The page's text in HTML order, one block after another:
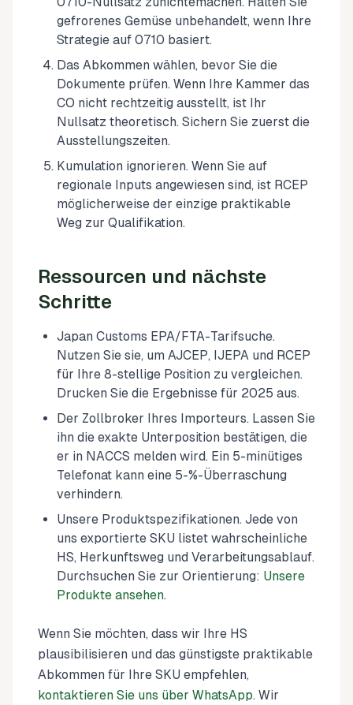
gefrorenes Gemüse unbehandelt, wenn Ihre
Strategie auf 0710 basiert.
Das Abkommen wählen, bevor Sie die
Dokumente prüfen. Wenn Ihre Kammer das
CO nicht rechtzeitig ausstellt, ist Ihr
Nullsatz theoretisch. Sichern Sie zuerst die
Ausstellungszeiten.
Kumulation ignorieren. Wenn Sie auf
regionale Inputs angewiesen sind, ist RCEP
möglicherweise der einzige praktikable
Weg zur Qualifikation.
Ressourcen und nächste
Schritte
Japan Customs EPA/FTA-Tarifsuche.
Nutzen Sie sie, um AJCEP, IJEPA und RCEP
für Ihre 8-stellige Position zu vergleichen.
Drucken Sie die Ergebnisse für 2025 aus.
Der Zollbroker Ihres Importeurs. Lassen Sie
ihn die exakte Unterposition bestätigen, die
er in NACCS melden wird. Ein 5-minütiges
Telefonat kann eine 5-%-Überraschung
verhindern.
Unsere Produktspezifikationen. Jede von
uns exportierte SKU listet wahrscheinliche
HS, Herkunftsweg und Verarbeitungsablauf.
Durchsuchen Sie zur Orientierung: Unsere
Produkte ansehen.
Wenn Sie möchten, dass wir Ihre HS
plausibilisieren und das günstigste praktikable
Abkommen für Ihre SKU empfehlen,
kontaktieren Sie uns über WhatsApp. Wir